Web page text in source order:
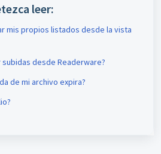
leer:
mis propios listados desde la vista
subidas desde Readerware?
de mi archivo expira?